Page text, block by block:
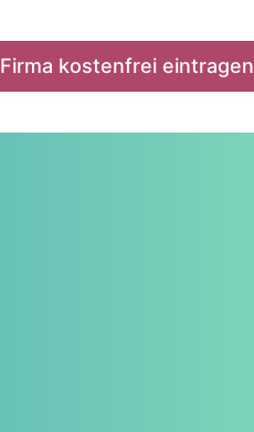
Firma kostenfrei eintragen